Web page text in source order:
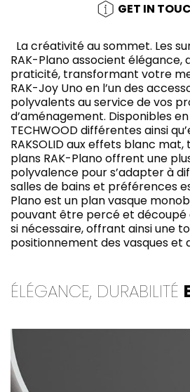
GET IN
La créativité au sommet. Les
RAK-Plano associent élégance,
praticité, transformant votre
RAK-Joy Uno en l’un des
polyvalents au service de vos
d’aménagement. Disponibles
TECHWOOD différentes ainsi
RAKSOLID aux effets blanc
plans RAK-Plano offrent une
polyvalence pour s’adapter à
salles de bains et préférences
Plano est un plan vasque
pouvant être percé et
si nécessaire, offrant ainsi une
positionnement des vasques et
ÉLÉGANCE, DURABILITÉ